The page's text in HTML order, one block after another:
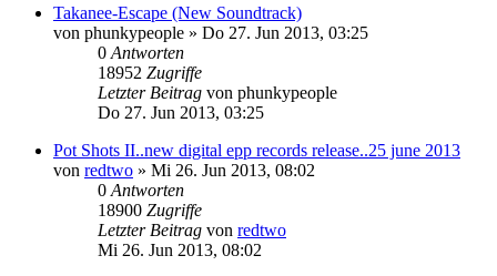
Takanee-Escape (New Soundtrack)
von phunkypeople » Do 27. Jun 2013, 03:25
0 Antworten
18952 Zugriffe
Letzter Beitrag von phunkypeople
Do 27. Jun 2013, 03:25
Pot Shots II..new digital epp records release..25 june 2013
von redtwo » Mi 26. Jun 2013, 08:02
0 Antworten
18900 Zugriffe
Letzter Beitrag von redtwo
Mi 26. Jun 2013, 08:02